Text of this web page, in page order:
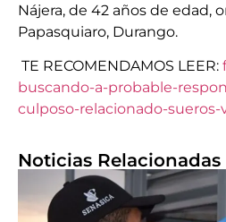
Nájera, de 42 años de edad,
Papasquiaro, Durango.
TE RECOMENDAMOS LEER:
buscando-a-probable-
culposo-relacionado-
Noticias Relacionadas